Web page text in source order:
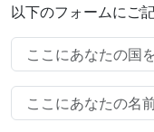
以下のフォームにご